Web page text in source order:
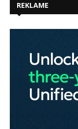
REKLAME